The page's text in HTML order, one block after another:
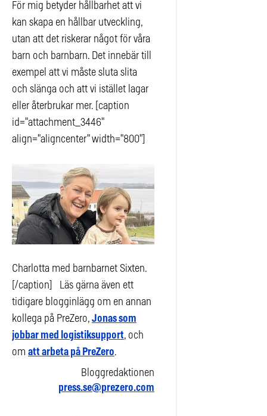
För mig betyder hållbarhet att vi
kan skapa en hållbar utveckling,
utan att det riskerar något för våra
barn och barnbarn. Det innebär till
exempel att vi måste sluta slita
och slänga och att vi istället lagar
eller återbrukar mer. [caption
id="attachment_3446"
align="aligncenter" width="800"]
Charlotta med barnbarnet Sixten.
[/caption]
Läs gärna även ett
tidigare blogginlägg om en annan
kollega på PreZero, Jonas som
jobbar med logistiksupport, och
om att arbeta på PreZero.
Bloggredaktionen
press.se@prezero.com